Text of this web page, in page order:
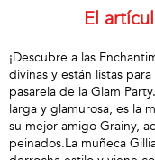
El
¡Descubre a las
divinas y están listas
pasarela de la Glam
larga y glamurosa, es la
su mejor amigo Grainy,
peinados.La muñeca